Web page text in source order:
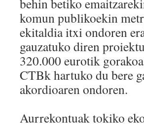
behin betiko
komun publikoekin
ekitaldia itxi ondoren
gauzatuko diren
320.000 eurotik
CTBk hartuko du bere
akordioaren ondoren.
Aurrekontuak tokiko